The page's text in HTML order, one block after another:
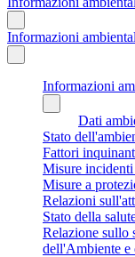
Informazioni
Informazioni
Dati
Stato
Fattori
Misure
Misure a
Relazioni
Stato della
Relazione sullo
dell'Ambiente e